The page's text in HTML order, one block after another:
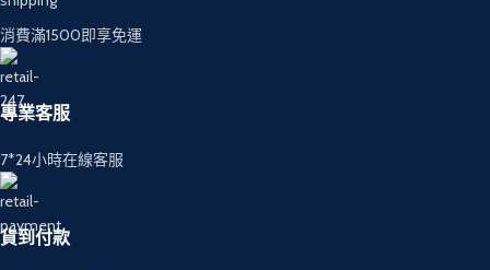
消費滿1500即享免運
專業客服
7*24小時在線客服
貨到付款